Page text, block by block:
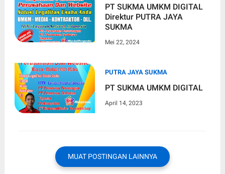
PT SUKMA UMKM DIGITAL
Direktur PUTRA JAYA
SUKMA
Mei 22, 2024
PUTRA JAYA SUKMA
PT SUKMA UMKM DIGITAL
April 14, 2023
MUAT POSTINGAN LAINNYA